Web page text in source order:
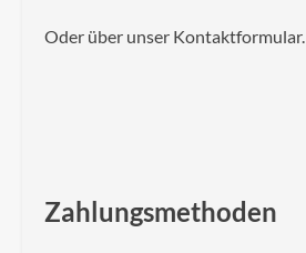
Oder über unser Kontaktformular.
Zahlungsmethoden